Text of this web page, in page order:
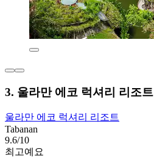
3. 울라만 에코 럭셔리 리조트
울라만 에코 럭셔리 리조트
Tabanan
9.6/10
최고예요